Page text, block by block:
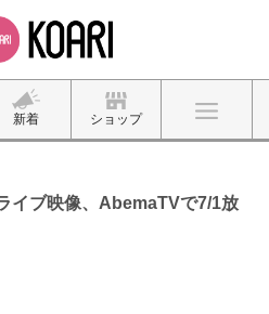
新着 ショップ
イブ映像、AbemaTVで7/1放